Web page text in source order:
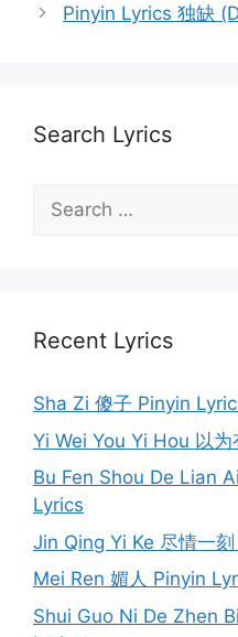
Pinyin Lyrics 独缺
Search Lyrics
Search
for:
Recent Lyrics
Sha Zi 傻子 Pinyin
Yi Wei You Yi Hou 以
Bu Fen Shou De Lian
Lyrics
Jin Qing Yi Ke 尽情一
Mei Ren 媚人 Pinyin
Shui Guo Ni De Zhen